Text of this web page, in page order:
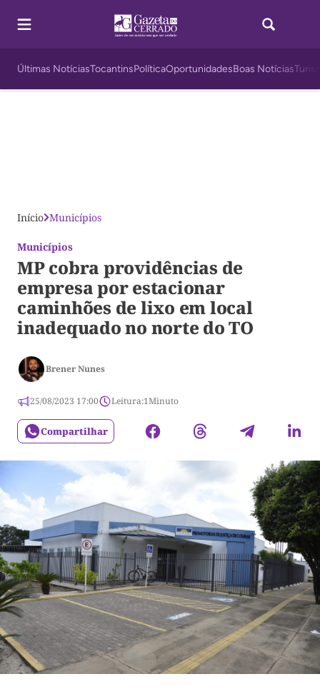
Últimas NotíciasTocantinsPolíticaOportunidadesBoas Notícias
Início Municípios
Municípios
MP cobra providências de
empresa por estacionar
caminhões de lixo em local
inadequado no norte do TO
Brener Nunes
25/08/2023 17:00 Leitura:1Minuto
Compartilhar